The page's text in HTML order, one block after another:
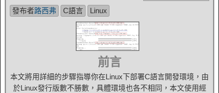
發布者路西弗 C語言 Linux
前言
本文將用詳細的步驟指導你在Linux下部署C語言開發環境，由
於Linux發行版數不勝數，具體環境也各不相同，本文使用經